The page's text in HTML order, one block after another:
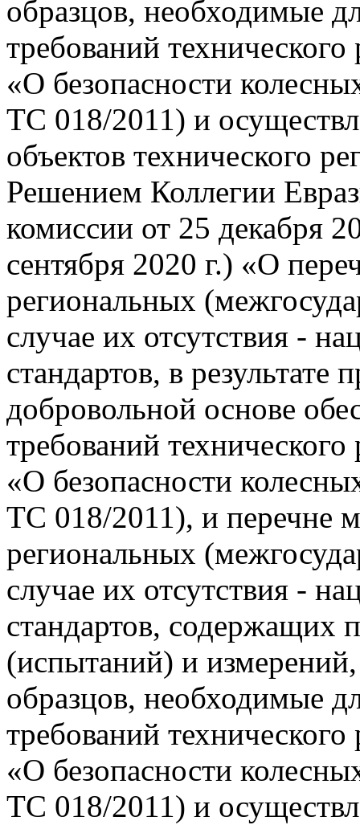
образцов, необходимые
требований
«О безопасности
ТС 018/2011) и
объектов технического
Решением Коллегии
комиссии от 25 декабря
сентября 2020 г.) «О
региональных
случае их отсутствия -
стандартов, в
добровольной основе
требований
«О безопасности
ТС 018/2011), и перечне
региональных
случае их отсутствия -
стандартов, содержащих
(испытаний) и
образцов, необходимые
требований
«О безопасности
ТС 018/2011) и